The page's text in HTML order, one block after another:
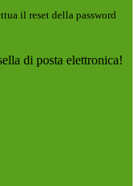
il reset della password
di posta elettronica!